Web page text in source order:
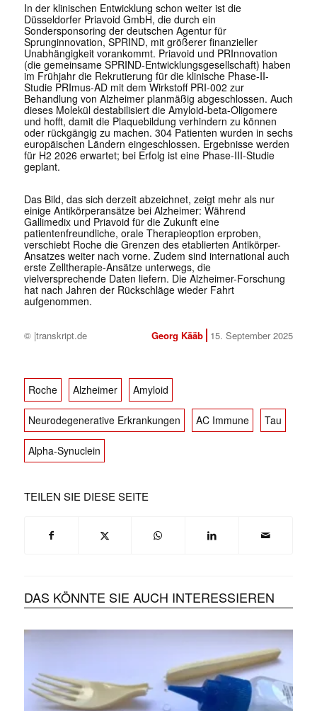
In der klinischen Entwicklung schon weiter ist die
Düsseldorfer Priavoid GmbH, die durch ein
Sondersponsoring der deutschen Agentur für
Sprunginnovation, SPRIND, mit größerer finanzieller
Unabhängigkeit vorankommt. Priavoid und PRInnovation
(die gemeinsame SPRIND-Entwicklungsgesellschaft) haben
im Frühjahr die Rekrutierung für die klinische Phase-II-
Studie PRImus-AD mit dem Wirkstoff PRI-002 zur
Behandlung von Alzheimer planmäßig abgeschlossen. Auch
dieses Molekül destabilisiert die Amyloid-beta-Oligomere
und hofft, damit die Plaquebildung verhindern zu können
oder rückgängig zu machen. 304 Patienten wurden in sechs
europäischen Ländern eingeschlossen. Ergebnisse werden
für H2 2026 erwartet; bei Erfolg ist eine Phase-III-Studie
geplant.
Das Bild, das sich derzeit abzeichnet, zeigt mehr als nur
einige Antikörperansätze bei Alzheimer: Während
Gallimedix und Priavoid für die Zukunft eine
patientenfreundliche, orale Therapieoption erproben,
verschiebt Roche die Grenzen des etablierten Antikörper-
Ansatzes weiter nach vorne. Zudem sind international auch
erste Zelltherapie-Ansätze unterwegs, die
vielversprechende Daten liefern. Die Alzheimer-Forschung
hat nach Jahren der Rückschläge wieder Fahrt
aufgenommen.
© |transkript.de Georg Kääb 15. September 2025
Roche Alzheimer Amyloid
Neurodegenerative Erkrankungen AC Immune Tau
Alpha-Synuclein
TEILEN SIE DIESE SEITE
DAS KÖNNTE SIE AUCH INTERESSIEREN